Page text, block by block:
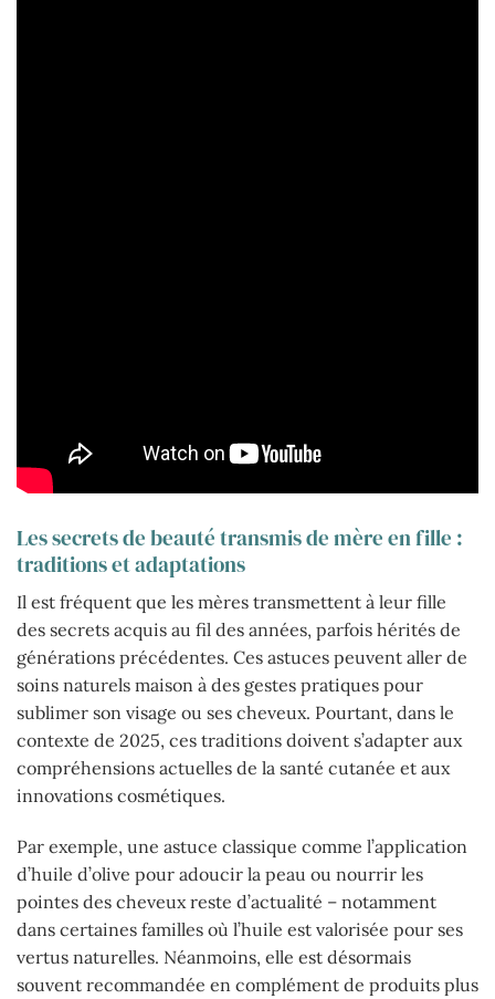
Les secrets de beauté transmis de mère en fille :
traditions et adaptations
Il est fréquent que les mères transmettent à leur fille
des secrets acquis au fil des années, parfois hérités de
générations précédentes. Ces astuces peuvent aller de
soins naturels maison à des gestes pratiques pour
sublimer son visage ou ses cheveux. Pourtant, dans le
contexte de 2025, ces traditions doivent s’adapter aux
compréhensions actuelles de la santé cutanée et aux
innovations cosmétiques.
Par exemple, une astuce classique comme l’application
d’huile d’olive pour adoucir la peau ou nourrir les
pointes des cheveux reste d’actualité – notamment
dans certaines familles où l’huile est valorisée pour ses
vertus naturelles. Néanmoins, elle est désormais
souvent recommandée en complément de produits plus